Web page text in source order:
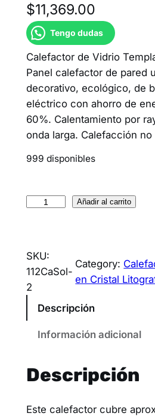
$11,369.00
Tengo dudas
Calefactor de Vidrio
Panel calefactor de pared
decorativo, ecológico, de
eléctrico con ahorro de
60%. Calentamiento por
onda larga. Calefacción
999 disponibles
Añadir al carrito
SKU:
112CaSol-
2
Category:
en Cristal
Descripción
Información adicional
Descripción
Este calefactor cubre